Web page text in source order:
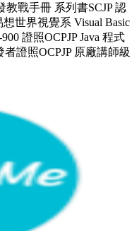
戰手冊 系列書SCJP 認
世界視覺系 Visual Basic
證照OCPJP Java 程式
證照OCPJP 原廠講師級